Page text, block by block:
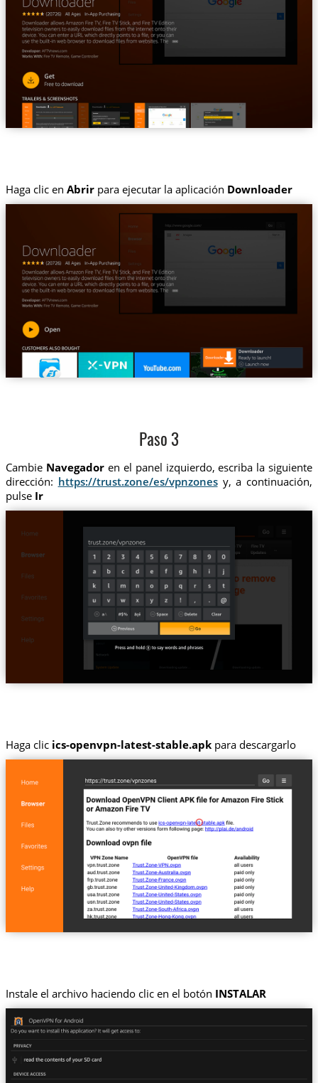
Haga clic en Abrirpara ejecutar la aplicación Downloader
Paso 3
Cambie Navegadoren el panel izquierdo, escriba la siguiente
dirección: https://trust.zone/es/vpnzonesy, a continuación,
pulse Ir
Haga clic ics-openvpn-latest-stable.apkpara descargarlo
Instale el archivo haciendo clic en el botón INSTALAR